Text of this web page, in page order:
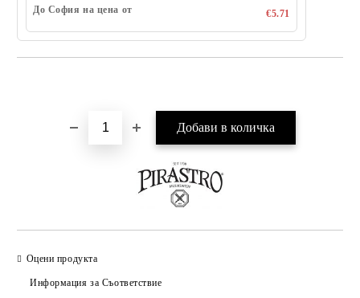
До София на цена от
€5.71
Оцени продукта
Информация за Съответствие